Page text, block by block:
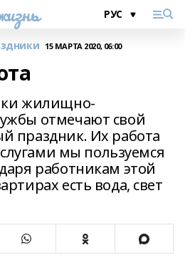
15 МАРТА 2020, 06:00
жилищно-
отмечают свой
праздник. Их работа
мы пользуемся
работникам этой
есть вода, свет